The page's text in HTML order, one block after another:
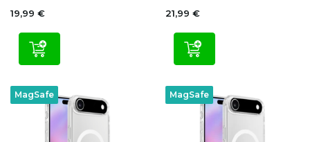
19,99 € 21,99 €
MagSafe MagSafe